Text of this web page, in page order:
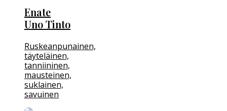
Enate
Uno Tinto
Ruskeanpunainen,
täyteläinen,
tanniininen,
mausteinen,
suklainen,
savuinen